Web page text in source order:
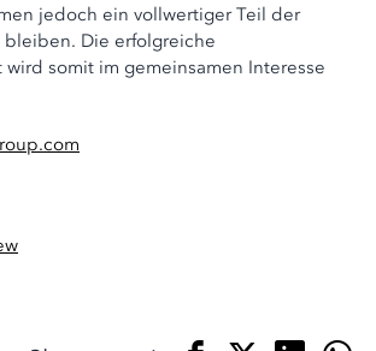
jedoch ein vollwertiger Teil der
bleiben. Die erfolgreiche
wird somit im gemeinsamen Interesse